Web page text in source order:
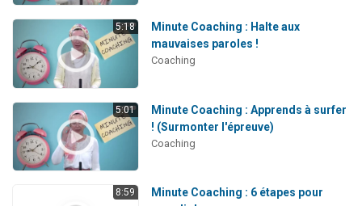
5:18
Minute Coaching : Halte aux
mauvaises paroles !
Coaching
5:01
Minute Coaching : Apprends à surfer
! (Surmonter l'épreuve)
Coaching
8:59
Minute Coaching : 6 étapes pour